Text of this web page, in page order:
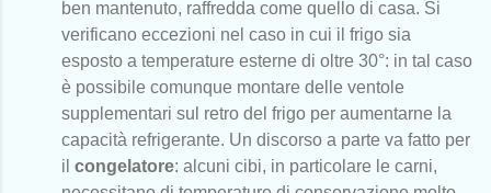
ben mantenuto, raffredda come quello di casa. Si
verificano eccezioni nel caso in cui il frigo sia
esposto a temperature esterne di oltre 30°: in tal caso
è possibile comunque montare delle ventole
supplementari sul retro del frigo per aumentarne la
capacità refrigerante. Un discorso a parte va fatto per
il congelatore: alcuni cibi, in particolare le carni,